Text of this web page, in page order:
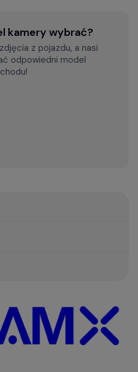
kamery wybrać?
z pojazdu, a nasi
odpowiedni model